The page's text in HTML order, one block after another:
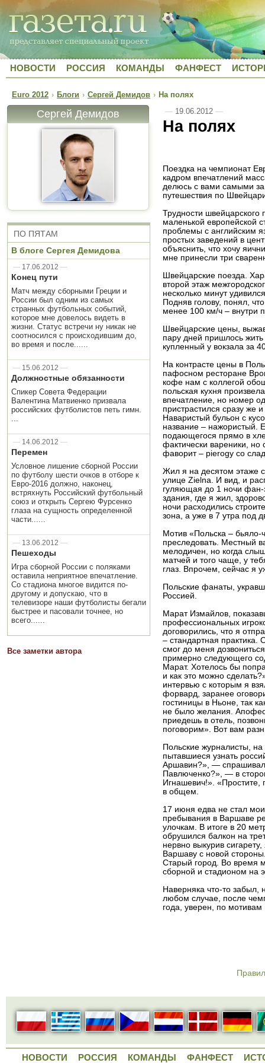
НОВОСТИ РОССИЯ КОМАНДЫ ФАНФЕСТ
Euro 2012 › Блоги › Сергей Демидов › На полях
— 19.06.2012 —
На полях
Поездка на чемпионат
кадром впечатлений
делюсь с вами самыми
путешествия по
Трудности швейцарского
маленькой европейской
проблемы с английским
простых заведений в
объяснить, что хочу
мне принесли три
Швейцарские поезда.
второй этаж
несколько минут
Подняв голову, понял,
менее 100 км/ч – внутри
Швейцарские цены,
пару дней пришлось жить
купленный у вокзала за
На контрасте цены в
пафосном ресторане
кофе нам с коллегой
польская кухня
впечатление, но номер
пристрастился сразу же
Наваристый бульон с
название – нажористый.
подающегося прямо в
фактически вареники,
фаворит – pierogy со
Жил я на десятом этаже
улице Zielna. И вид, и
гуляющая до 1 ночи фан-
здания, где я жил,
ночи расходились
зона, а уже в 7 утра под
Мотив «Польска –
преследовать. Местный
мелодичен, но когда
матчей и того чаще, у
глаз. Впрочем, сейчас я
Польские фанаты,
Россией.
Марат Измайлов,
профессиональных
договорились, что я
– стандартная практика.
смог до меня
примерно следующего
Марат. Хотелось бы
и как это можно
интервью с которым я
форвард, заранее
гостиницы в Ньоне, так
не было желания.
приедешь в отель,
поговорим». Вот вам
Польские журналисты,
пытавшиеся узнать
Аршавин?», —
Павлюченко?», — в
Игнашевич!». «Простите,
в общем.
17 июня едва не стал
пребывания в Варшаве
улочкам. В итоге в 20
обрушился балкон на
нервно выкурив
Варшаву с новой
Старый город. Во время
сборной и стадионом на
Наверняка что-то забыл,
любом случае, после
года, уверен, по
Сергей Демидов
ПО ПЯТАМ
В блоге Сергея Демидова
— 17.06.2012 —
Конец пути
Матч между сборными Греции и
России был одним из самых
странных футбольных событий,
которое мне довелось видеть в
жизни. Статус встречи ну никак не
соотносился с происходившим до,
во время и после......
— 15.06.2012 —
Должностные обязанности
Спикер Совета Федерации
Валентина Матвиенко призвала
российских футболистов петь гимн.
...
— 14.06.2012 —
Перемен
Условное лишение сборной России
по футболу шести очков в отборе к
Евро-2016 должно, наконец,
встряхнуть Российский футбольный
союз и открыть Сергею Фурсенко
глаза на сущность определенной
части......
— 13.06.2012 —
Пешеходы
Игра сборной России с поляками
оставила неприятное впечатление.
Со стадиона многое видится по-
другому и допускаю, что в
телевизоре наши футболисты бегали
быстрее и пасовали точнее, но
всего......
Все заметки автора
НОВОСТИ РОССИЯ КОМАНДЫ ФАНФЕСТ